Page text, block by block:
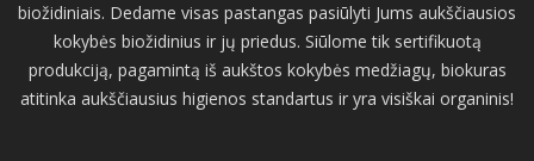
biožidiniais. Dedame visas pastangas pasiūlyti Jums aukščiausios
kokybės biožidinius ir jų priedus. Siūlome tik sertifikuotą
produkciją, pagamintą iš aukštos kokybės medžiagų, biokuras
atitinka aukščiausius higienos standartus ir yra visiškai organinis!